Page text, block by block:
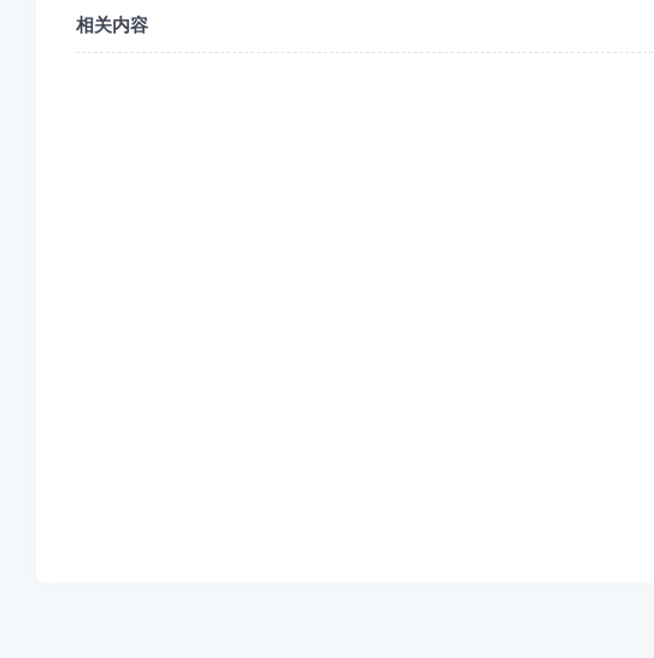
相关内容